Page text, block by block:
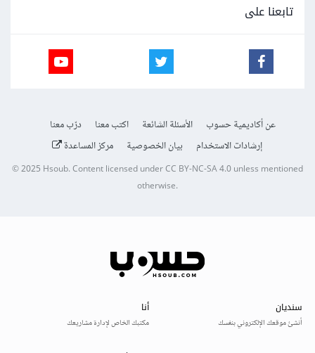
تابعنا على
عن أكاديمية حسوب الأسئلة الشائعة اكتب معنا
درّب معنا
إرشادات الاستخدام
بيان الخصوصية مركز المساعدة
© 2025Hsoub.Content licensed underCC BY-NC-SA 4.0unless mentioned
otherwise.